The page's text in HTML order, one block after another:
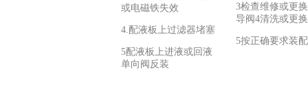
或电磁铁失效
4.配液板上过滤器堵塞
5配液板上进液或回液
单向阀反装
3检查维修或更
导阀4清洗或更
5按正确要求装配